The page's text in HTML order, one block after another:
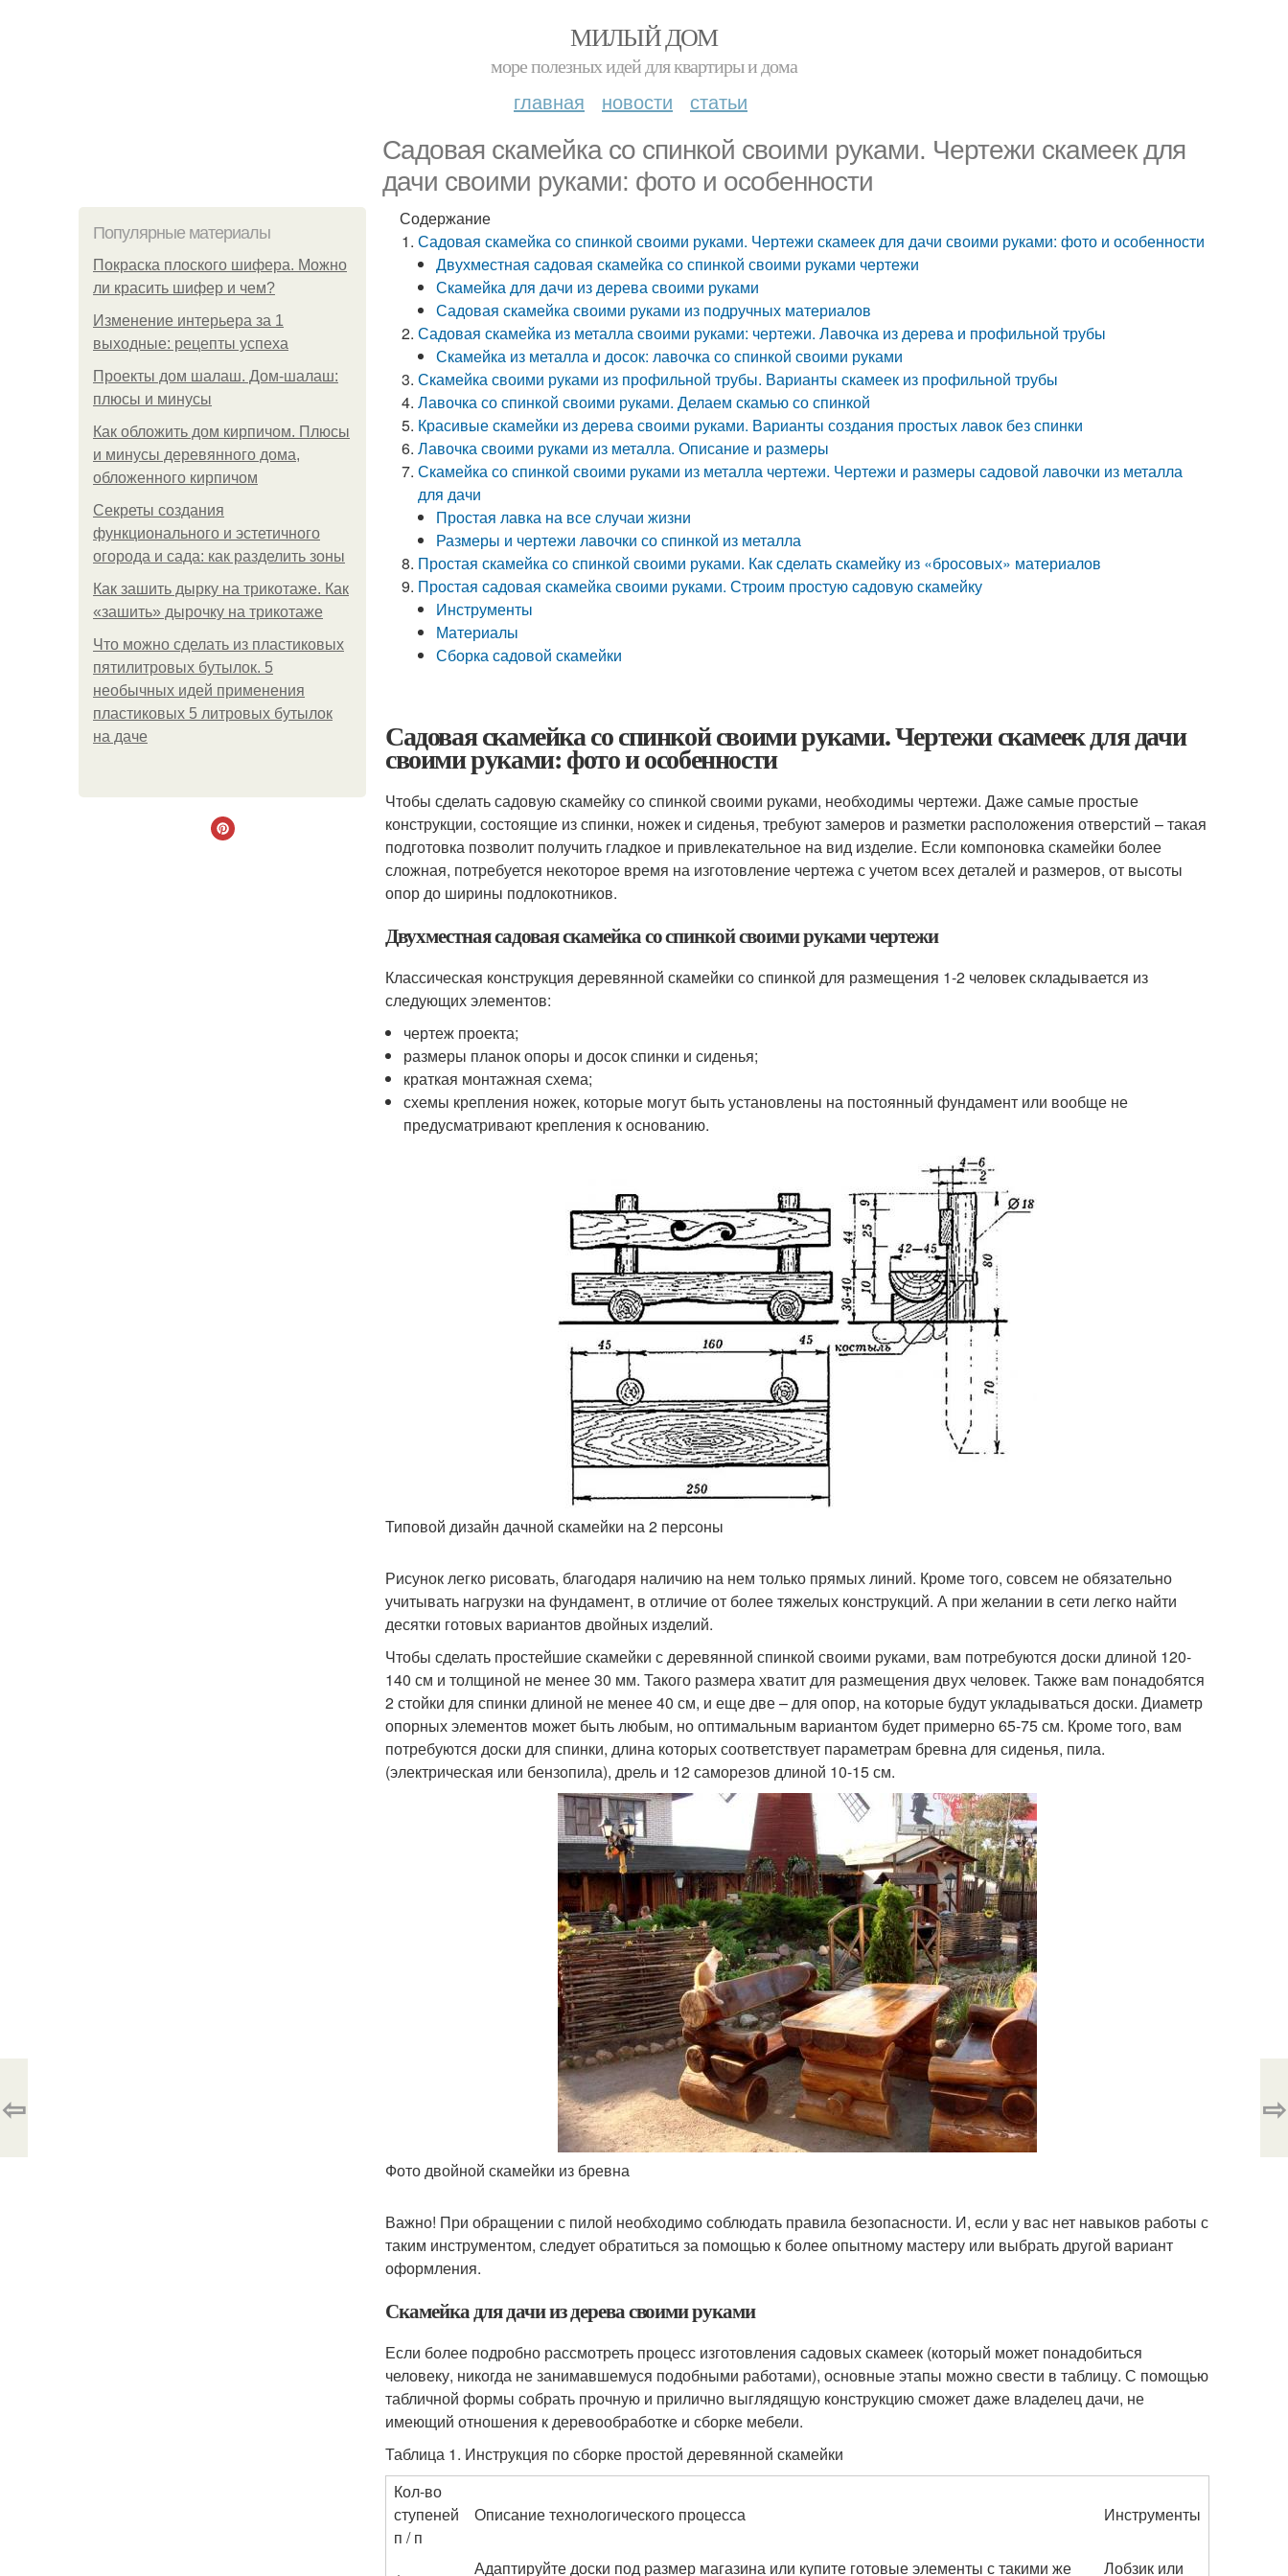
МИЛЫЙ ДОМ
море полезных идей для квартиры и дома
главная новости статьи
Садовая скамейка со спинкой своими руками. Чертежи скамеек для
дачи своими руками: фото и особенности
Популярные материалы
Покраска плоского шифера. Можно
ли красить шифер и чем?
Изменение интерьера за 1
выходные: рецепты успеха
Проекты дом шалаш. Дом-шалаш:
плюсы и минусы
Как обложить дом кирпичом. Плюсы
и минусы деревянного дома,
обложенного кирпичом
Секреты создания
функционального и эстетичного
огорода и сада: как разделить зоны
Как зашить дырку на трикотаже. Как
«зашить» дырочку на трикотаже
Что можно сделать из пластиковых
пятилитровых бутылок. 5
необычных идей применения
пластиковых 5 литровых бутылок
на даче
Содержание
Садовая скамейка со спинкой своими руками. Чертежи скамеек для дачи своими руками: фото и особенности
Двухместная садовая скамейка со спинкой своими руками чертежи
Скамейка для дачи из дерева своими руками
Садовая скамейка своими руками из подручных материалов
Садовая скамейка из металла своими руками: чертежи. Лавочка из дерева и профильной трубы
Скамейка из металла и досок: лавочка со спинкой своими руками
Скамейка своими руками из профильной трубы. Варианты скамеек из профильной трубы
Лавочка со спинкой своими руками. Делаем скамью со спинкой
Красивые скамейки из дерева своими руками. Варианты создания простых лавок без спинки
Лавочка своими руками из металла. Описание и размеры
Скамейка со спинкой своими руками из металла чертежи. Чертежи и размеры садовой лавочки из металла
для дачи
Простая лавка на все случаи жизни
Размеры и чертежи лавочки со спинкой из металла
Простая скамейка со спинкой своими руками. Как сделать скамейку из «бросовых» материалов
Простая садовая скамейка своими руками. Строим простую садовую скамейку
Инструменты
Материалы
Сборка садовой скамейки
Садовая скамейка со спинкой своими руками. Чертежи скамеек для дачи
своими руками: фото и особенности
Чтобы сделать садовую скамейку со спинкой своими руками, необходимы чертежи. Даже самые простые
конструкции, состоящие из спинки, ножек и сиденья, требуют замеров и разметки расположения отверстий – такая
подготовка позволит получить гладкое и привлекательное на вид изделие. Если компоновка скамейки более
сложная, потребуется некоторое время на изготовление чертежа с учетом всех деталей и размеров, от высоты
опор до ширины подлокотников.
Двухместная садовая скамейка со спинкой своими руками чертежи
Классическая конструкция деревянной скамейки со спинкой для размещения 1-2 человек складывается из
следующих элементов:
чертеж проекта;
размеры планок опоры и досок спинки и сиденья;
краткая монтажная схема;
схемы крепления ножек, которые могут быть установлены на постоянный фундамент или вообще не
предусматривают крепления к основанию.
Типовой дизайн дачной скамейки на 2 персоны
Рисунок легко рисовать, благодаря наличию на нем только прямых линий. Кроме того, совсем не обязательно
учитывать нагрузки на фундамент, в отличие от более тяжелых конструкций. А при желании в сети легко найти
десятки готовых вариантов двойных изделий.
Чтобы сделать простейшие скамейки с деревянной спинкой своими руками, вам потребуются доски длиной 120-
140 см и толщиной не менее 30 мм. Такого размера хватит для размещения двух человек. Также вам понадобятся
2 стойки для спинки длиной не менее 40 см, и еще две – для опор, на которые будут укладываться доски. Диаметр
опорных элементов может быть любым, но оптимальным вариантом будет примерно 65-75 см. Кроме того, вам
потребуются доски для спинки, длина которых соответствует параметрам бревна для сиденья, пила.
(электрическая или бензопила), дрель и 12 саморезов длиной 10-15 см.
Фото двойной скамейки из бревна
Важно! При обращении с пилой необходимо соблюдать правила безопасности. И, если у вас нет навыков работы с
таким инструментом, следует обратиться за помощью к более опытному мастеру или выбрать другой вариант
оформления.
Скамейка для дачи из дерева своими руками
Если более подробно рассмотреть процесс изготовления садовых скамеек (который может понадобиться
человеку, никогда не занимавшемуся подобными работами), основные этапы можно свести в таблицу. С помощью
табличной формы собрать прочную и прилично выглядящую конструкцию сможет даже владелец дачи, не
имеющий отношения к деревообработке и сборке мебели.
Таблица 1. Инструкция по сборке простой деревянной скамейки
Кол-во
ступеней
п / п
Описание технологического процесса Инструменты
Адаптируйте доски под размер магазина или купите готовые элементы с такими же
Лобзик или
⇦ ⇨